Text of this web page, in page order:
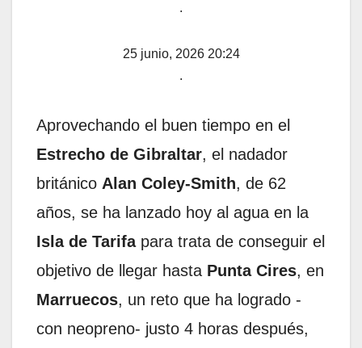
.
25 junio, 2026 20:24
.
Aprovechando el buen tiempo en el
Estrecho de Gibraltar, el nadador
británico Alan Coley-Smith, de 62
años, se ha lanzado hoy al agua en la
Isla de Tarifapara trata de conseguir el
objetivo de llegar hasta Punta Cires, en
Marruecos, un reto que ha logrado -
con neopreno- justo 4 horas después,